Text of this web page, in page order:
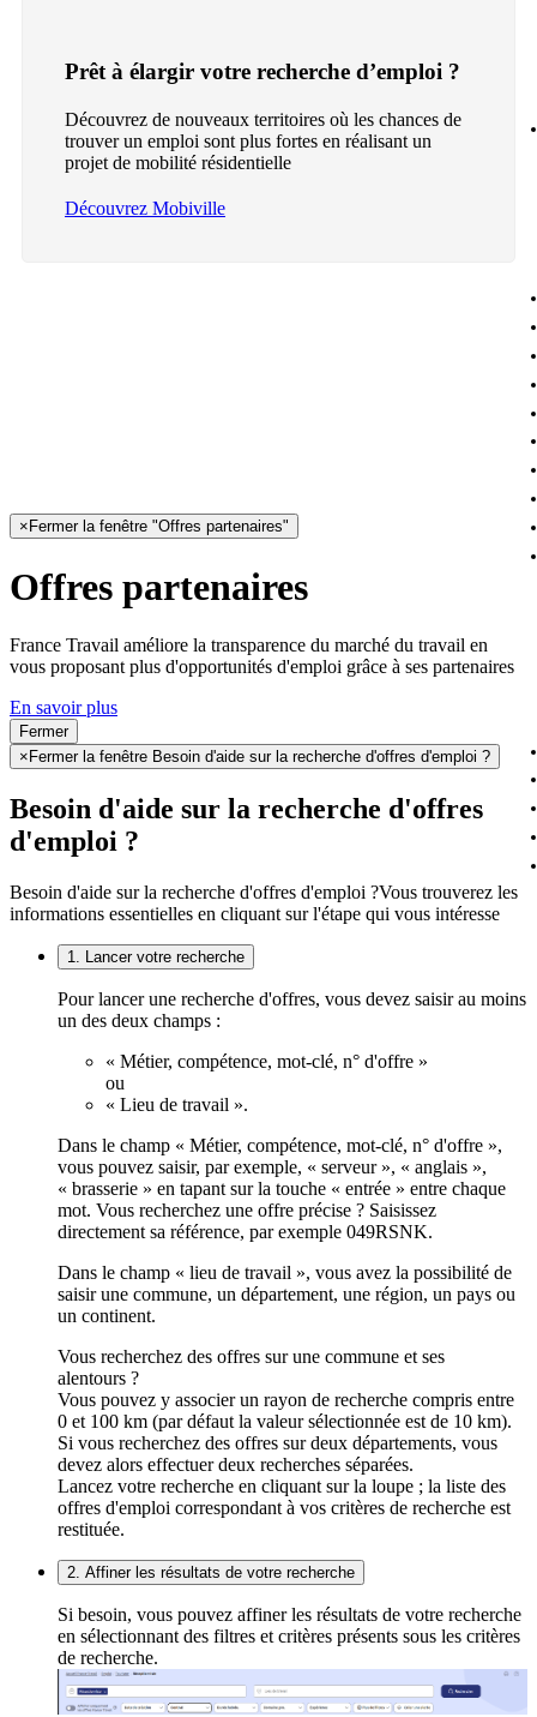
Prêt à élargir votre recherche d’emploi ?
Découvrez de nouveaux territoires où les chances de
trouver un emploi sont plus fortes en réalisant un
projet de mobilité résidentielle
Découvrez Mobiville
× Fermer la fenêtre "Offres partenaires"
Offres partenaires
France Travail améliore la transparence du marché du travail en
vous proposant plus d'opportunités d'emploi grâce à ses partenaires
En savoir plus
Fermer
× Fermer la fenêtre Besoin d'aide sur la recherche d'offres d'emploi ?
Besoin d'aide sur la recherche d'offres
d'emploi ?
Besoin d'aide sur la recherche d'offres d'emploi ?Vous trouverez les
informations essentielles en cliquant sur l'étape qui vous intéresse
1. Lancer votre recherche
Pour lancer une recherche d'offres, vous devez saisir au moins
un des deux champs :
« Métier, compétence, mot-clé, n° d'offre »
ou
« Lieu de travail ».
Dans le champ « Métier, compétence, mot-clé, n° d'offre »,
vous pouvez saisir, par exemple, « serveur », « anglais »,
« brasserie » en tapant sur la touche « entrée » entre chaque
mot. Vous recherchez une offre précise ? Saisissez
directement sa référence, par exemple 049RSNK.
Dans le champ « lieu de travail », vous avez la possibilité de
saisir une commune, un département, une région, un pays ou
un continent.
Vous recherchez des offres sur une commune et ses
alentours ?
Vous pouvez y associer un rayon de recherche compris entre
0 et 100 km (par défaut la valeur sélectionnée est de 10 km).
Si vous recherchez des offres sur deux départements, vous
devez alors effectuer deux recherches séparées.
Lancez votre recherche en cliquant sur la loupe ; la liste des
offres d'emploi correspondant à vos critères de recherche est
restituée.
2. Affiner les résultats de votre recherche
Si besoin, vous pouvez affiner les résultats de votre recherche
en sélectionnant des filtres et critères présents sous les critères
de recherche.